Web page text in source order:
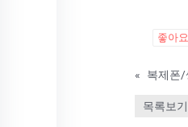
좋아요
«
목록보기